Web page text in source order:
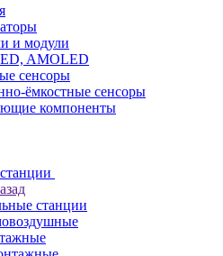
и модули
AMOLED
сенсоры
ёмкостные сенсоры
компоненты
станции